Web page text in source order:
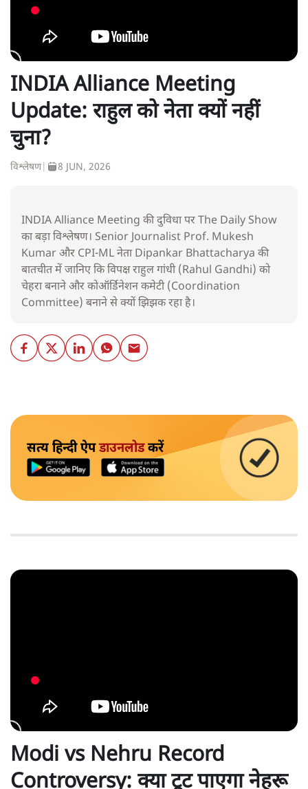
INDIA Alliance Meeting
Update: राहुल को नेता क्यों नहीं
चुना?
विश्लेषण| 8 JUN, 2026
INDIA Alliance Meeting की दुविधा पर The Daily Show
का बड़ा विश्लेषण। Senior Journalist Prof. Mukesh
Kumar और CPI-ML नेता Dipankar Bhattacharya की
बातचीत में जानिए कि विपक्ष राहुल गांधी (Rahul Gandhi) को
चेहरा बनाने और कोऑर्डिनेशन कमेटी (Coordination
Committee) बनाने से क्यों झिझक रहा है।
सत्य हिन्दी ऐपडाउनलोडकरें
Modi vs Nehru Record
Controversy: क्या टूट पाएगा नेहरू